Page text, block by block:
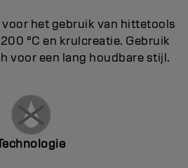
het gebruik van hittetools
°C en krulcreatie. Gebruik
voor een lang houdbare stijl.